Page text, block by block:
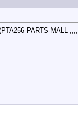
PARTS-MALL